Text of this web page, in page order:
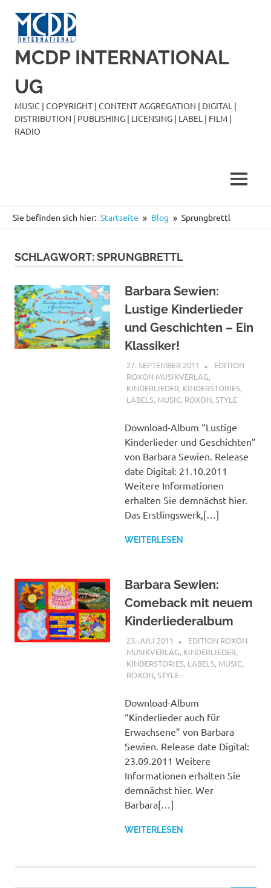
Inhalt
springen
MCDP INTERNATIONAL
UG
MUSIC | COPYRIGHT | CONTENT AGGREGATION | DIGITAL |
DISTRIBUTION | PUBLISHING | LICENSING | LABEL | FILM |
RADIO
MENÜ
Sie befinden sich hier: Startseite Blog Sprungbrettl
SCHLAGWORT:SPRUNGBRETTL
Barbara Sewien:
Lustige Kinderlieder
und Geschichten – Ein
Klassiker!
27. SEPTEMBER 2011
MCDP-
EDITION
ROXON MUSIKVERLAG,
KINDERLIEDER, KINDERSTORIES,
LABELS, MUSIC, ROXON,STYLE
Download-Album “Lustige
Kinderlieder und Geschichten”
von Barbara Sewien. Release
date Digital: 21.10.2011
Weitere Informationen
erhalten Sie demnächst hier.
Das Erstlingswerk,[…]
WEITERLESEN
Barbara Sewien:
Comeback mit neuem
Kinderliederalbum
23. JULI 2011 STEFANBRAUN
EDITION ROXON
MUSIKVERLAG, KINDERLIEDER,
KINDERSTORIES, LABELS, MUSIC,
ROXON,STYLE
Download-Album
“Kinderlieder auch für
Erwachsene” von Barbara
Sewien. Release date Digital:
23.09.2011 Weitere
Informationen erhalten Sie
demnächst hier. Wer
Barbara[…]
WEITERLESEN